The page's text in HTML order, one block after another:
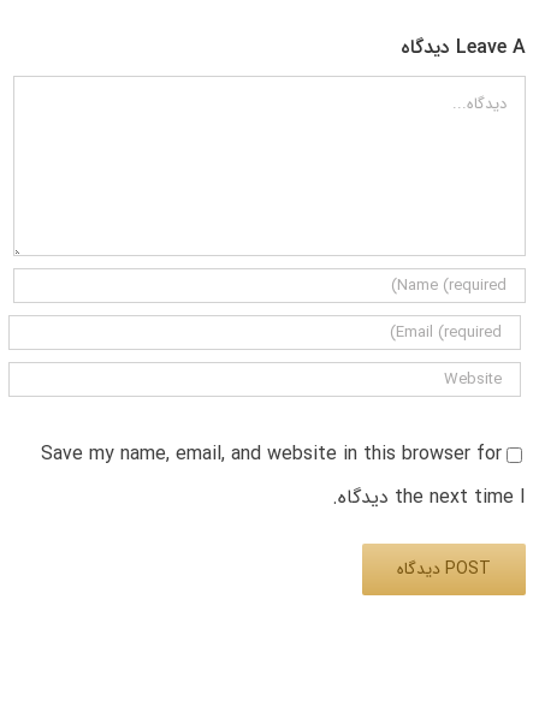
Leave A دیدگاه
دیدگاه
Save my name, email, and website in this browser for
the next time I دیدگاه.